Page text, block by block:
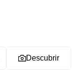
Descubrir